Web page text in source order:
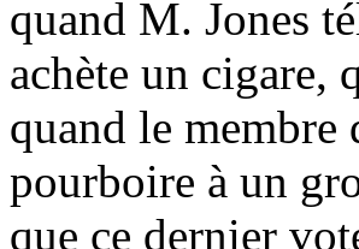
quand M. Jones
achète un cigare,
quand le membre
pourboire à un
que ce dernier